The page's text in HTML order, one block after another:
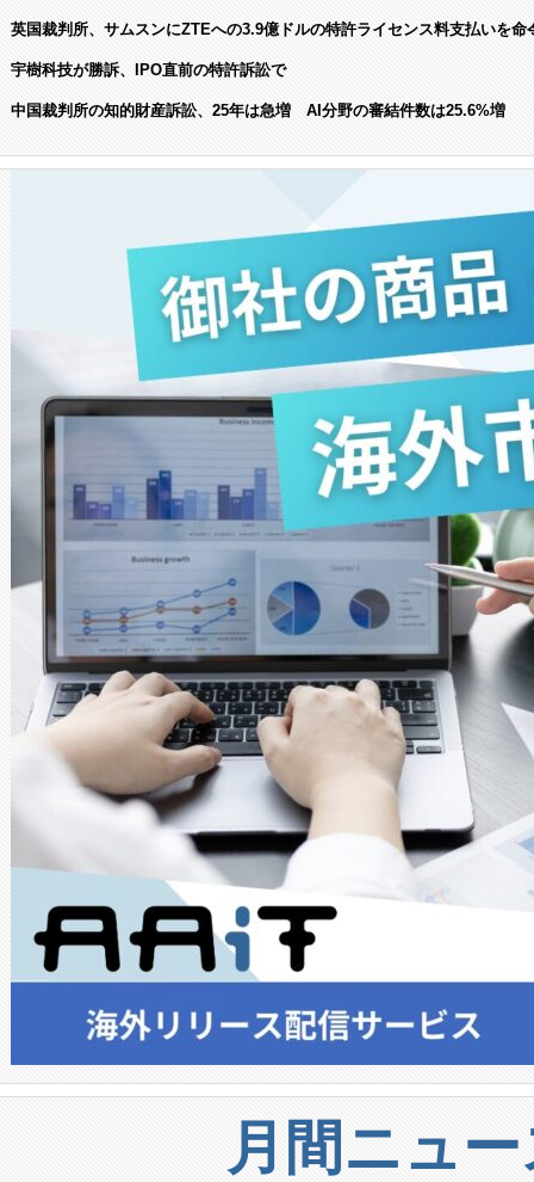
英国裁判所、サムスンにZTEへの3.9億ドルの特許ライセンス料支払いを命
宇樹科技が勝訴、IPO直前の特許訴訟で
中国裁判所の知的財産訴訟、25年は急増 AI分野の審結件数は25.6%増
月間ニュ